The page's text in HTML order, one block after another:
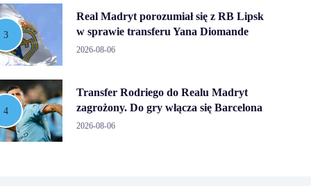
Real Madryt porozumiał się z RB Lipsk
w sprawie transferu Yana Diomande
2026-08-06
Transfer Rodriego do Realu Madryt
zagrożony. Do gry włącza się Barcelona
2026-08-06